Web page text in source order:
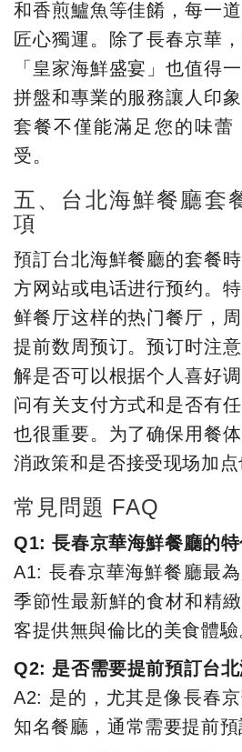
和香煎鱸魚等佳餚，每一
匠心獨運。除了長春京華
「皇家海鮮盛宴」也值得
拼盤和專業的服務讓人印
套餐不僅能滿足您的味蕾
受。
五、台北海鮮餐廳套
項
預訂台北海鮮餐廳的套餐
方网站或电话进行预约。
鲜餐厅这样的热门餐厅，
提前数周预订。预订时注
解是否可以根据个人喜好
问有关支付方式和是否有
也很重要。为了确保用餐
消政策和是否接受现场加点
常見問題 FAQ
Q1: 長春京華海鮮餐廳的特
A1: 長春京華海鮮餐廳最
季節性最新鮮的食材和精
客提供無與倫比的美食體驗
Q2: 是否需要提前預訂台
A2: 是的，尤其是像長春
知名餐廳，通常需要提前預